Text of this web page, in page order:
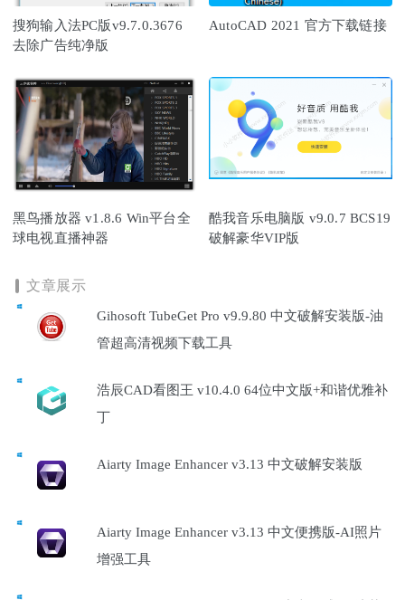
搜狗输入法PC版v9.7.0.3676
去除广告纯净版
AutoCAD 2021 官方下载链接
黑鸟播放器 v1.8.6 Win平台全
球电视直播神器
酷我音乐电脑版 v9.0.7 BCS19
破解豪华VIP版
文章展示
Gihosoft TubeGet Pro v9.9.80 中文破解安装版-油
管超高清视频下载工具
浩辰CAD看图王 v10.4.0 64位中文版+和谐优雅补
丁
Aiarty Image Enhancer v3.13 中文破解安装版
Aiarty Image Enhancer v3.13 中文便携版-AI照片
增强工具